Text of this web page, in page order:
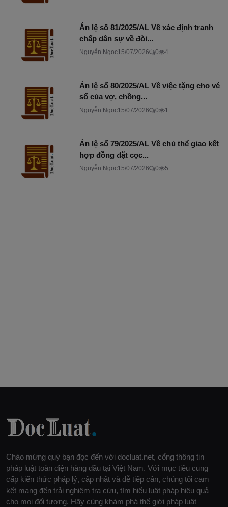
Án lệ số 81/2025/AL Về xác định tranh
chấp dân sự về đòi...
Nguyễn Ngọc15/07/2026 0 4
Án lệ số 80/2025/AL Về việc tặng cho vé
số của vợ, chồng...
Nguyễn Ngọc15/07/2026 0 1
Án lệ số 79/2025/AL Về chủ thể giao kết
hợp đồng đặt cọc...
Nguyễn Ngọc15/07/2026 0 5
Chào mừng quý bạn đọc đến với docluat.net, cổng thông tin
pháp luật toàn diện hàng đầu tại Việt Nam. Với mục tiêu cung
cấp kiến thức pháp lý, cập nhật và dễ tiếp cận, chúng tôi cam
kết mang đến trải nghiệm tra cứu, tìm hiểu luật pháp hiệu quả
cho mọi đối tượng. Hãy cùng khám phá thế giới pháp luật